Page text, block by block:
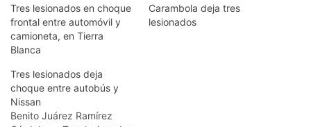
Tres lesionados en choque
frontal entre automóvil y
camioneta, en Tierra
Blanca
Carambola deja tres
lesionados
Tres lesionados deja
choque entre autobús y
Nissan
Benito Juárez Ramírez